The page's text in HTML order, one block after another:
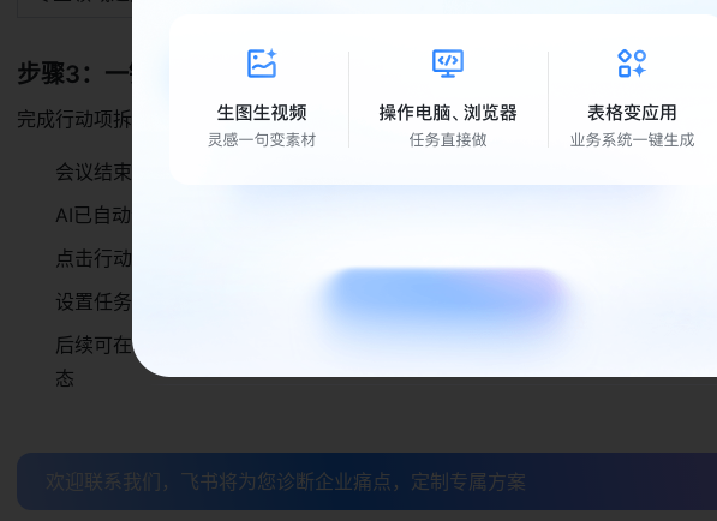
步骤3：一键拆解行动项，关联飞书任务实现跟进闭环
完成行动项拆解与跟进的实操步骤：
会议结束后，打开飞书智能纪要页面，找到「行动项」板块
AI已自动识别并列出所有行动项，若会议中未明确截止时间或负责人，可手动
点击行动项右侧的「创建任务」按钮，直接关联至飞书任务中心
设置任务优先级与提醒时间，负责人会收到飞书消息自动提醒
后续可在飞书任务中心实时更新进展，所有有权限的参会者均可在纪要页面查
态
欢迎联系我们，飞书将为您诊断企业痛点，定制专属方案